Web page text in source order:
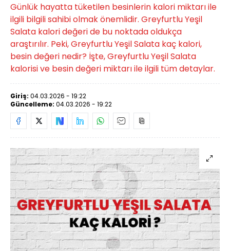
Günlük hayatta tüketilen besinlerin kalori miktarı ile
ilgili bilgili sahibi olmak önemlidir. Greyfurtlu Yeşil
Salata kalori değeri de bu noktada oldukça
araştırılır. Peki, Greyfurtlu Yeşil Salata kaç kalori,
besin değeri nedir? İşte, Greyfurtlu Yeşil Salata
kalorisi ve besin değeri miktarı ile ilgili tüm detaylar.
Giriş: 04.03.2026 - 19:22
Güncelleme: 04.03.2026 - 19:22